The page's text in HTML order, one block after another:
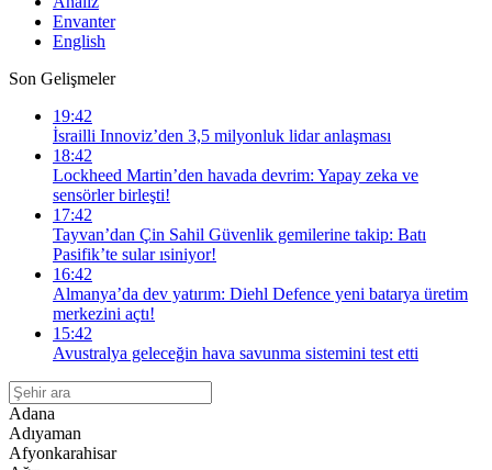
Envanter
English
Son Gelişmeler
19:42
İsrailli Innoviz’den 3,5 milyonluk lidar anlaşması
18:42
Lockheed Martin’den havada devrim: Yapay zeka ve
sensörler birleşti!
17:42
Tayvan’dan Çin Sahil Güvenlik gemilerine takip: Batı
Pasifik’te sular ısiniyor!
16:42
Almanya’da dev yatırım: Diehl Defence yeni batarya üretim
merkezini açtı!
15:42
Avustralya geleceğin hava savunma sistemini test etti
Adana
Adıyaman
Afyonkarahisar